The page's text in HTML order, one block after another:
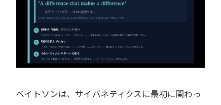
ベイトソンは、サイバネティクスに最初に関わっ